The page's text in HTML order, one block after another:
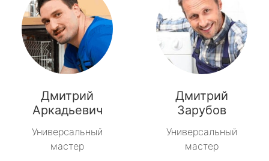
Дмитрий
Аркадьевич
Универсальный
мастер
Дмитрий
Зарубов
Универсальный
мастер